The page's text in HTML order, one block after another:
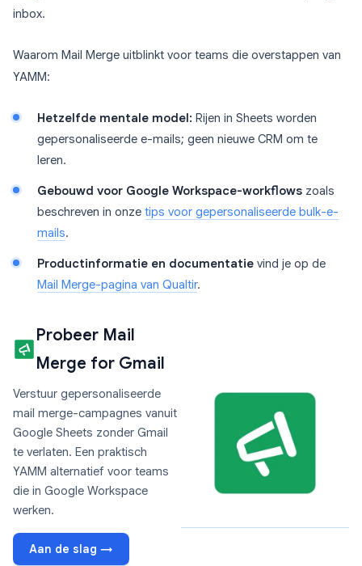
inbox.
Waarom Mail Merge uitblinkt voor teams die overstappen van
YAMM:
Hetzelfde mentale model: Rijen in Sheets worden
gepersonaliseerde e-mails; geen nieuwe CRM om te
leren.
Gebouwd voor Google Workspace-workflows zoals
beschreven in onze tips voor gepersonaliseerde bulk-e-
mails.
Productinformatie en documentatie vind je op de
Mail Merge-pagina van Qualtir.
Probeer Mail
Merge for Gmail
Verstuur gepersonaliseerde
mail merge-campagnes vanuit
Google Sheets zonder Gmail
te verlaten. Een praktisch
YAMM alternatief voor teams
die in Google Workspace
werken.
Aan de slag →